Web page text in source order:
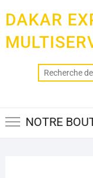
content
DAKAR
NOTRE